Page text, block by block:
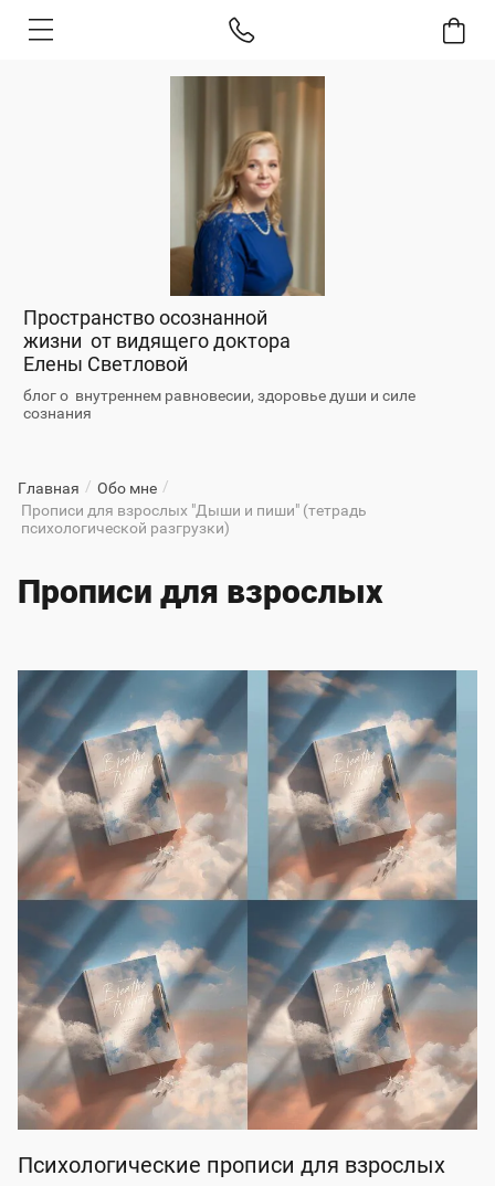
Пространство осознанной
жизни от видящего доктора
Елены Светловой
блог о внутреннем равновесии, здоровье души и силе
сознания
Главная / Обо мне /
Прописи для взрослых "Дыши и пиши" (тетрадь
психологической разгрузки)
Прописи для взрослых
Психологические прописи для взрослых